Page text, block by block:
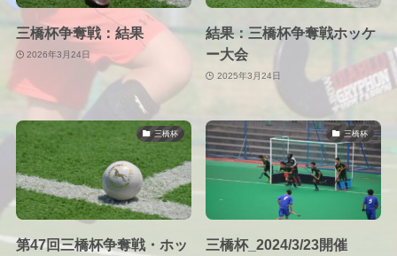
三橋杯争奪戦：結果
2026年3月24日
結果：三橋杯争奪戦ホッケ
ー大会
2025年3月24日
三橋杯
第47回三橋杯争奪戦・ホッ
三橋杯
三橋杯_2024/3/23開催